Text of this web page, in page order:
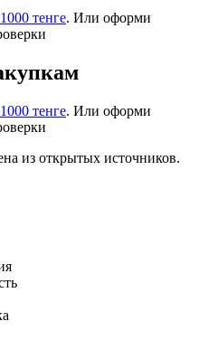
тенге. Или оформи
тенге. Или оформи
из открытых источников.